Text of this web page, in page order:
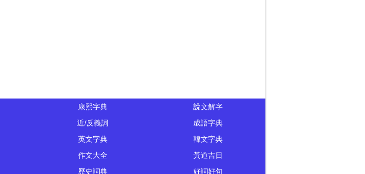
康熙字典
說文解字
近/反義詞
成語字典
英文字典
韓文字典
作文大全
黃道吉日
歷史詞典 好詞好句